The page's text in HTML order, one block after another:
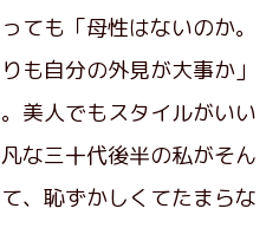
ても「母性はないのか。
も自分の外見が大事か」
美人でもスタイルがいい
な三十代後半の私がそん
、恥ずかしくてたまらな